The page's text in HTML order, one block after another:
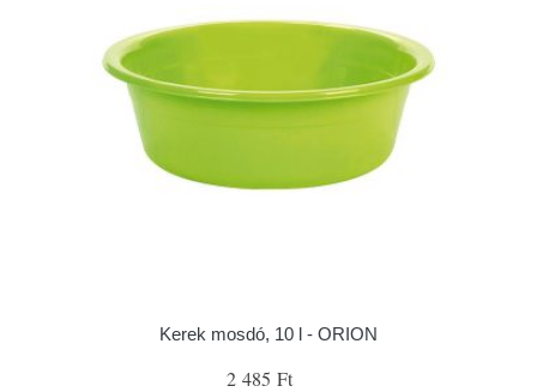
Kerek mosdó, 10 l - ORION
2 485 Ft